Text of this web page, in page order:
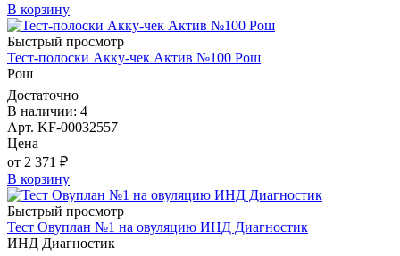
В корзину
Быстрый просмотр
Тест-полоски Акку-чек Актив №100 Рош
Рош
Достаточно
В наличии: 4
Арт. KF-00032557
Цена
от 2 371 ₽
В корзину
Быстрый просмотр
Тест Овуплан №1 на овуляцию ИНД Диагностик
ИНД Диагностик